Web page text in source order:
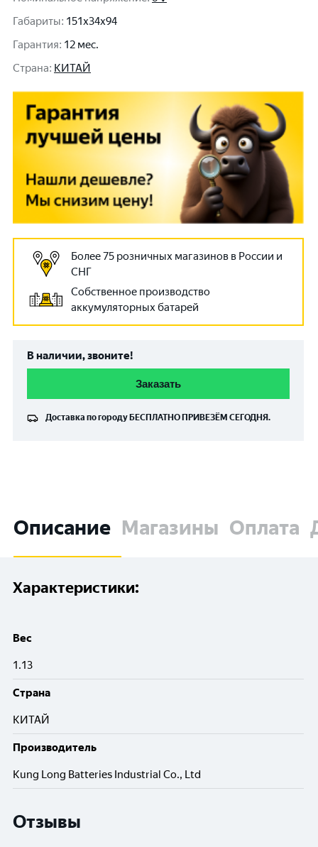
Габариты: 151x34x94
Гарантия: 12 мес.
Cтрана: КИТАЙ
Более 75 розничных магазинов в России и
СНГ
Собственное производство
аккумуляторных батарей
В наличии, звоните!
Заказать
Доставка по городу БЕСПЛАТНО ПРИВЕЗЁМ СЕГОДНЯ.
Описание Магазины Оплата
Характеристики:
Вес
1.13
Cтрана
КИТАЙ
Производитель
Kung Long Batteries Industrial Co., Ltd
Отзывы